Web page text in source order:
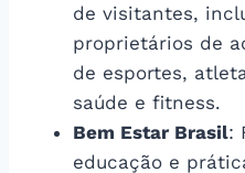
de visitantes,
proprietários de
de esportes,
saúde e fitness.
Bem Estar Brasil:
educação e